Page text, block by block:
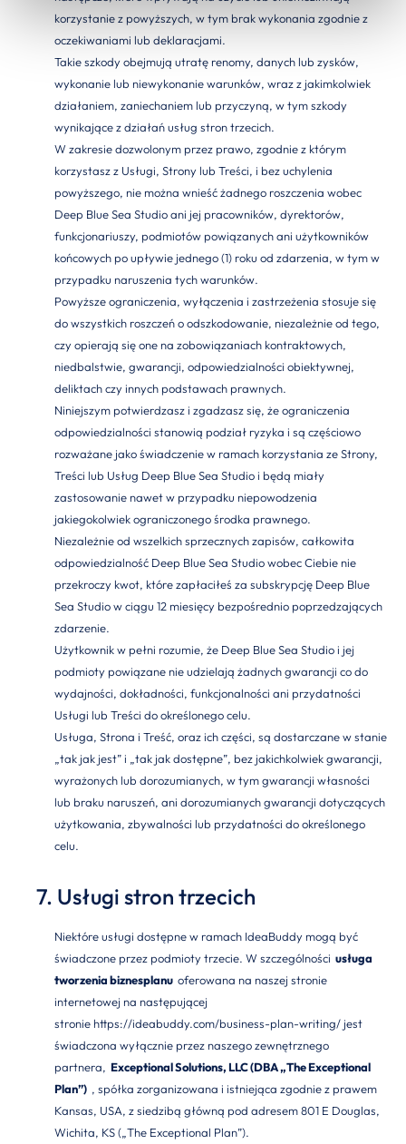
korzystanie z powyższych, w tym brak wykonania zgodnie z
oczekiwaniami lub deklaracjami.
Takie szkody obejmują utratę renomy, danych lub zysków,
wykonanie lub niewykonanie warunków, wraz z jakimkolwiek
działaniem, zaniechaniem lub przyczyną, w tym szkody
wynikające z działań usług stron trzecich.
W zakresie dozwolonym przez prawo, zgodnie z którym
korzystasz z Usługi, Strony lub Treści, i bez uchylenia
powyższego, nie można wnieść żadnego roszczenia wobec
Deep Blue Sea Studio ani jej pracowników, dyrektorów,
funkcjonariuszy, podmiotów powiązanych ani użytkowników
końcowych po upływie jednego (1) roku od zdarzenia, w tym w
przypadku naruszenia tych warunków.
Powyższe ograniczenia, wyłączenia i zastrzeżenia stosuje się
do wszystkich roszczeń o odszkodowanie, niezależnie od tego,
czy opierają się one na zobowiązaniach kontraktowych,
niedbalstwie, gwarancji, odpowiedzialności obiektywnej,
deliktach czy innych podstawach prawnych.
Niniejszym potwierdzasz i zgadzasz się, że ograniczenia
odpowiedzialności stanowią podział ryzyka i są częściowo
rozważane jako świadczenie w ramach korzystania ze Strony,
Treści lub Usług Deep Blue Sea Studio i będą miały
zastosowanie nawet w przypadku niepowodzenia
jakiegokolwiek ograniczonego środka prawnego.
Niezależnie od wszelkich sprzecznych zapisów, całkowita
odpowiedzialność Deep Blue Sea Studio wobec Ciebie nie
przekroczy kwot, które zapłaciłeś za subskrypcję Deep Blue
Sea Studio w ciągu 12 miesięcy bezpośrednio poprzedzających
zdarzenie.
Użytkownik w pełni rozumie, że Deep Blue Sea Studio i jej
podmioty powiązane nie udzielają żadnych gwarancji co do
wydajności, dokładności, funkcjonalności ani przydatności
Usługi lub Treści do określonego celu.
Usługa, Strona i Treść, oraz ich części, są dostarczane w stanie
„tak jak jest” i „tak jak dostępne”, bez jakichkolwiek gwarancji,
wyrażonych lub dorozumianych, w tym gwarancji własności
lub braku naruszeń, ani dorozumianych gwarancji dotyczących
użytkowania, zbywalności lub przydatności do określonego
celu.
7. Usługi stron trzecich
Niektóre usługi dostępne w ramach IdeaBuddy mogą być
świadczone przez podmioty trzecie. W szczególności usługa
tworzenia biznesplanu oferowana na naszej stronie
internetowej na następującej
stronie https://ideabuddy.com/business-plan-writing/ jest
świadczona wyłącznie przez naszego zewnętrznego
partnera, Exceptional Solutions, LLC (DBA „The Exceptional
Plan”) , spółka zorganizowana i istniejąca zgodnie z prawem
Kansas, USA, z siedzibą główną pod adresem 801 E Douglas,
Wichita, KS („The Exceptional Plan”).